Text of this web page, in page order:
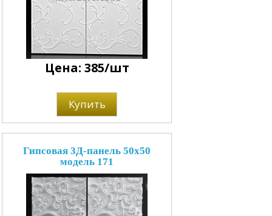
Цена: 385/шт
Купить
Гипсовая 3Д-панель 50x50
модель 171